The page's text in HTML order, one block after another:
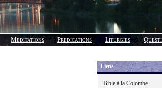
Méditations Prédications Liturgies
Liens
Bible à la Colombe